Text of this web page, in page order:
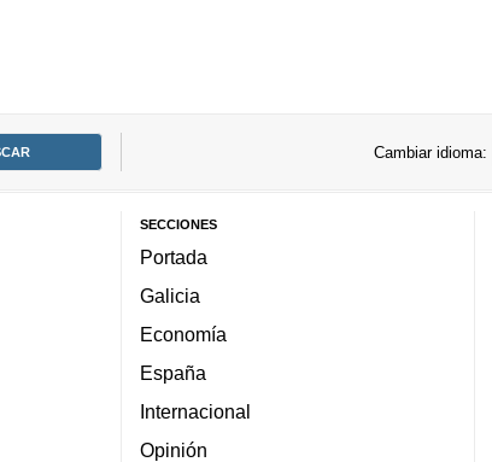
Cambiar idioma:
SECCIONES
Portada
Galicia
Economía
España
Internacional
Opinión